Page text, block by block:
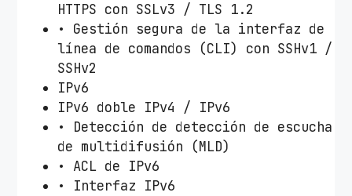
HTTPS con SSLv3 / TLS 1.2
• Gestión segura de la interfaz de
línea de comandos (CLI) con SSHv1 /
SSHv2
IPv6
IPv6 doble IPv4 / IPv6
• Detección de detección de escucha
de multidifusión (MLD)
• ACL de IPv6
• Interfaz IPv6